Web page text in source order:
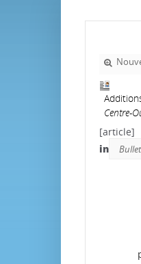
Centre-
[article]
in